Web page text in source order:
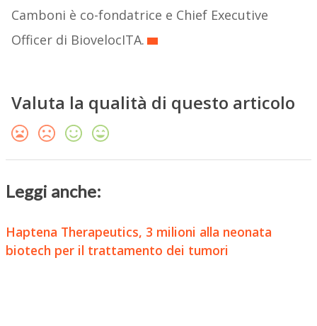
Camboni è co-fondatrice e Chief Executive
Officer di BiovelocITA.
Valuta la qualità di questo articolo
Leggi anche:
Haptena Therapeutics, 3 milioni alla neonata
biotech per il trattamento dei tumori